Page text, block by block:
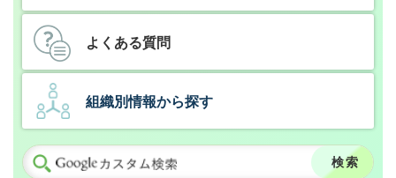
よくある質問
組織別情報から探す